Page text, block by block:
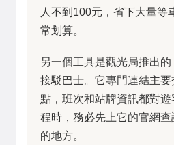
人不到100元，省下大量等
常划算。
另一個工具是觀光局推出的
接駁巴士。它專門連結主
點，班次和站牌資訊都對
程時，務必先上它的官網
的地方。